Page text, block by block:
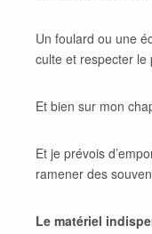
Un foulard ou une
culte et respecter le
Et bien sur mon
Et je prévois
ramener des
Le matériel